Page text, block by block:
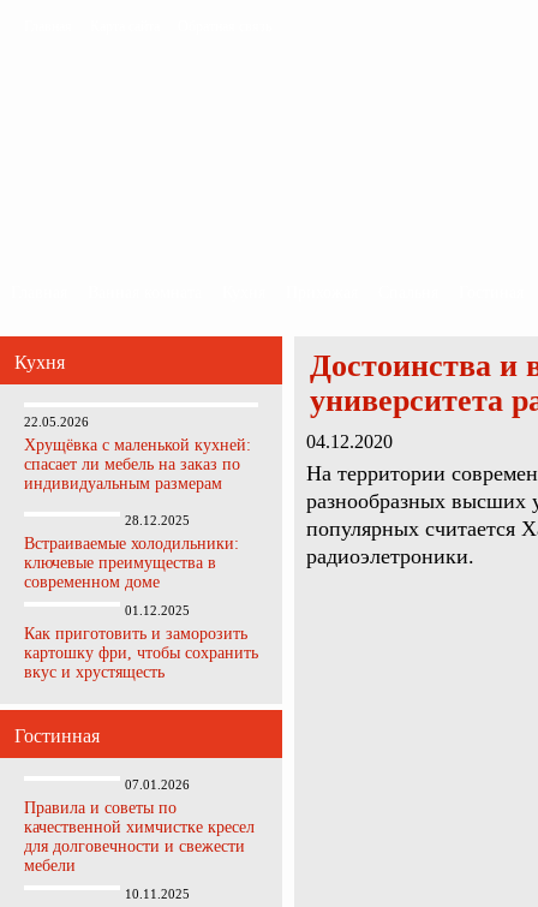
Кухня
22.05.2026
Хрущёвка с маленькой кухней:
спасает ли мебель на заказ по
индивидуальным размерам
28.12.2025
Встраиваемые холодильники:
ключевые преимущества в
современном доме
01.12.2025
Как приготовить и заморозить
картошку фри, чтобы сохранить
вкус и хрустящесть
Гостинная
07.01.2026
Правила и советы по
качественной химчистке кресел
для долговечности и свежести
мебели
10.11.2025
Достоинства и
университета
04.12.2020
На территории
разнообразных высших
популярных считается
радиоэлетроники.